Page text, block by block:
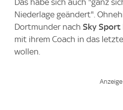
Das habe sich auch "ganz
Niederlage geändert".
Dortmunder nach Sky Sport
mit ihrem Coach in das
wollen.